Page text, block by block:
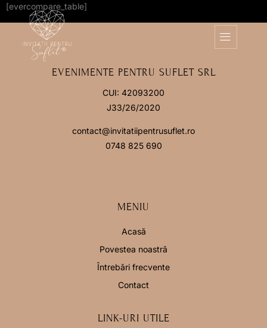
[evercompare_table]
EVENIMENTE PENTRU SUFLET SRL
CUI: 42093200
J33/26/2020
contact@invitatiipentrusuflet.ro
0748 825 690
MENIU
Acasă
Povestea noastră
Întrebări frecvente
Contact
LINK-URI UTILE